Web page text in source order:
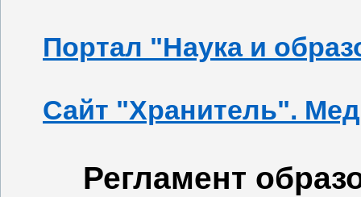
Портал "Наука и
Сайт "Хранитель".
Регламент